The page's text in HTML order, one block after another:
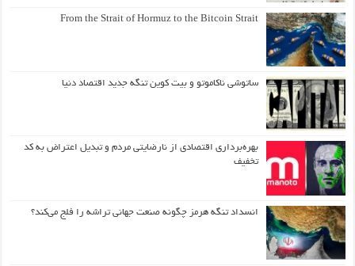
From the Strait of Hormuz to the Bitcoin Strait
ساتوشی ناکاموتو و بیت کوین تنگه جدید اقتصاد دنیا
بهره‌برداری اقتصادی از نارضایتی مردم و تبدیل اعتراض به کد
تخفیف
انسداد تنگه هرمز چگونه صنعت جهانی تراشه را فلج می‌کند؟